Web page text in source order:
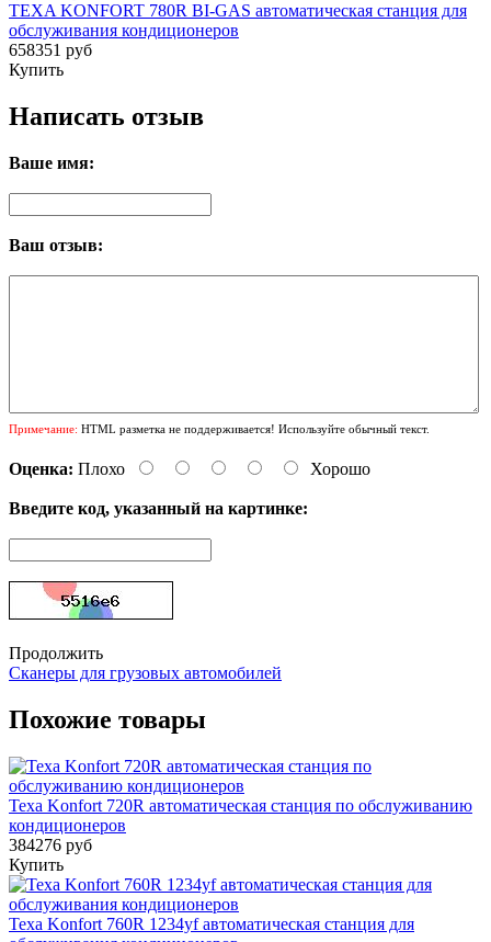
TEXA KONFORT 780R BI-GAS автоматическая станция для
обслуживания кондиционеров
658351 руб
Купить
Написать отзыв
Ваше имя:
Ваш отзыв:
Примечание: HTML разметка не поддерживается! Используйте обычный текст.
Оценка: Плохо Хорошо
Введите код, указанный на картинке:
Продолжить
Сканеры для грузовых автомобилей
Похожие товары
Texa Konfort 720R автоматическая станция по обслуживанию
кондиционеров
384276 руб
Купить
Texa Konfort 760R 1234yf автоматическая станция для